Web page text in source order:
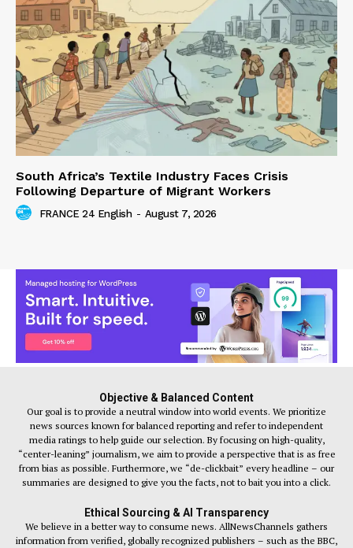
South Africa’s Textile Industry Faces Crisis
Following Departure of Migrant Workers
FRANCE 24 English - August 7, 2026
Objective & Balanced Content
Our goal is to provide a neutral window into world events. We prioritize
news sources known for balanced reporting and refer to independent
media ratings to help guide our selection. By focusing on high-quality,
“center-leaning” journalism, we aim to provide a perspective that is as free
from bias as possible. Furthermore, we “de-clickbait” every headline – our
summaries are designed to give you the facts, not to bait you into a click.
Ethical Sourcing & AI Transparency
We believe in a better way to consume news. AllNewsChannels gathers
information from verified, globally recognized publishers – such as the BBC,